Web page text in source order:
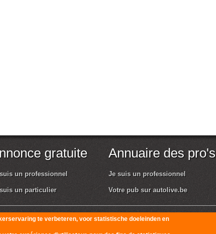
gratuite
un professionnel
un particulier
Annuaire des pro's
Je suis un professionnel
Votre pub sur autolive.be
et respect de la vie privée
te verbeteren, voor statistische doeleinden en